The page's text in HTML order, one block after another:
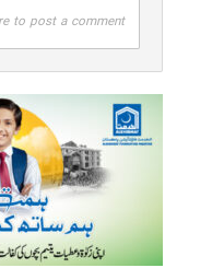
to post a comment